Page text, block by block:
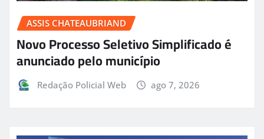
ASSIS CHATEAUBRIAND
Novo Processo Seletivo Simplificado é
anunciado pelo município
Redação Policial Web ago 7, 2026